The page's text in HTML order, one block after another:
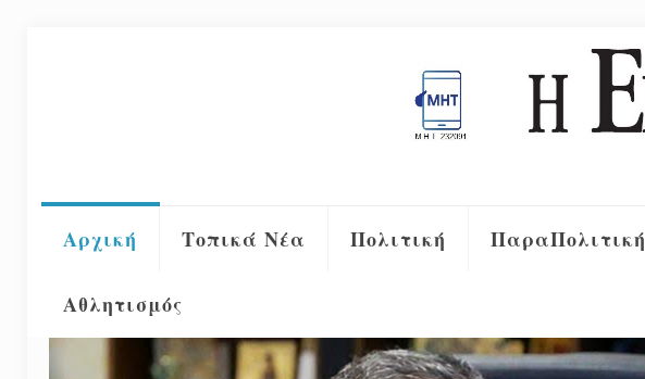
Αρχική Τοπικά Νέα Πολιτική ΠαραΠολιτική
Αθλητισμός